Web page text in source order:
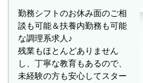
勤務シフトのお休み面のご相
談も可能＆扶養内勤務も可能
な調理系求人♪
残業もほとんどありません
し、丁寧な教育もあるので、
未経験の方も安心してスター